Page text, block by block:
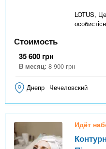
к
а
)
LOTUS,
Стоимость
35 600 грн
В месяц: 8 900 грн
Днепр Чечеловский
Идёт